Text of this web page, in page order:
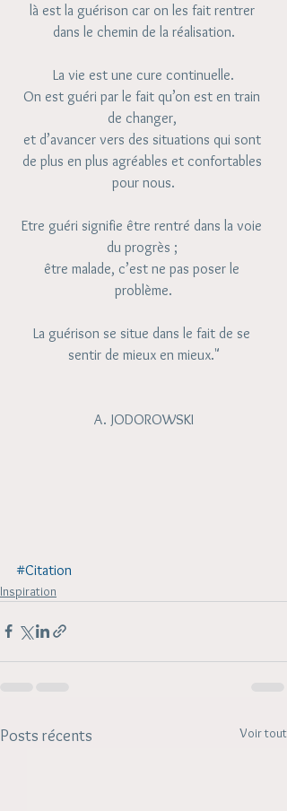
là est la guérison car on les fait rentrer
dans le chemin de la réalisation.
La vie est une cure continuelle.
On est guéri par le fait qu’on est en train
de changer,
et d’avancer vers des situations qui sont
de plus en plus agréables et confortables
pour nous.
Etre guéri signifie être rentré dans la voie
du progrès ;
être malade, c’est ne pas poser le
problème.
La guérison se situe dans le fait de se
sentir de mieux en mieux."
A. JODOROWSKI
#Citation
Inspiration
Posts récents Voir tout